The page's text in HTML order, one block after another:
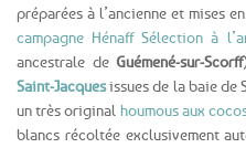
préparées à l’ancienne et mises
campagne Hénaff Sélection à
ancestrale de Guémené-sur-Scorff
Saint-Jacquesissues de la baie de
un très original houmous aux
blancs récoltée exclusivement